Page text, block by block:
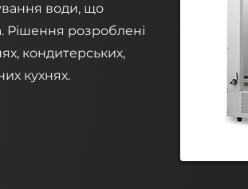
води, що
Рішення розроблені
кондитерських,
кухнях.